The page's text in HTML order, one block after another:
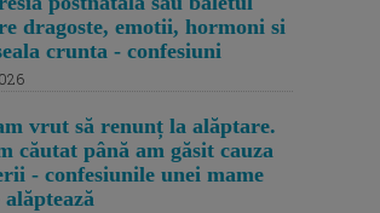
dragoste, emotii, hormoni si
crunta - confesiuni
vrut să renunț la alăptare.
căutat până am găsit cauza
- confesiunile unei mame
alăptează